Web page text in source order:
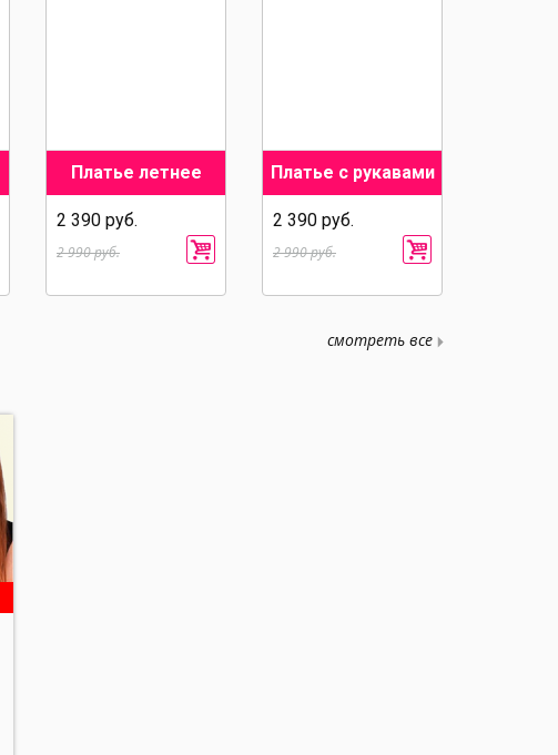
Платье летнее
2 390 руб.
2 990 руб.
Платье с рукавами
2 390 руб.
2 990 руб.
смотреть все